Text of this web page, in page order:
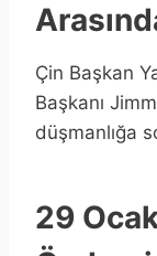
Çin Başkan
Başkanı
düşmanlığa
29